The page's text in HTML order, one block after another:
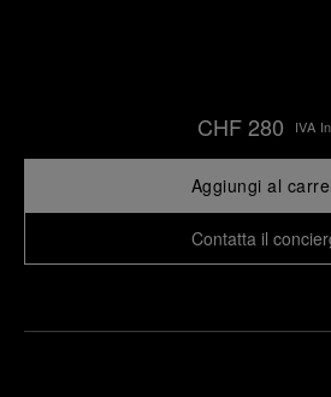
CHF 280 IVA
Aggiungi al
Contatta il